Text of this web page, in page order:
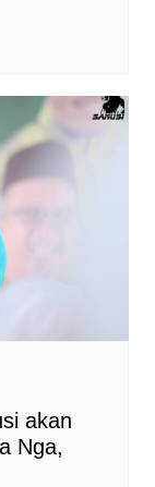
akan
Nga,